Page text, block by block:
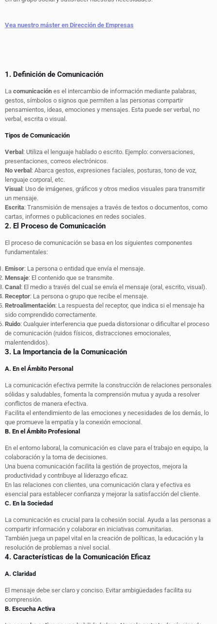
Vea nuestro máster en Dirección de Empresas
1. Definición de Comunicación
La comunicación es el intercambio de información mediante palabras,
gestos, símbolos o signos que permiten a las personas compartir
pensamientos, ideas, emociones y mensajes. Esta puede ser verbal, no
verbal, escrita o visual.
Tipos de Comunicación
Verbal: Utiliza el lenguaje hablado o escrito. Ejemplo: conversaciones,
presentaciones, correos electrónicos.
No verbal: Abarca gestos, expresiones faciales, posturas, tono de voz,
lenguaje corporal, etc.
Visual: Uso de imágenes, gráficos y otros medios visuales para transmitir
un mensaje.
Escrita: Transmisión de mensajes a través de textos o documentos, como
cartas, informes o publicaciones en redes sociales.
2. El Proceso de Comunicación
El proceso de comunicación se basa en los siguientes componentes
fundamentales:
Emisor: La persona o entidad que envía el mensaje.
Mensaje: El contenido que se transmite.
Canal: El medio a través del cual se envía el mensaje (oral, escrito, visual).
Receptor: La persona o grupo que recibe el mensaje.
Retroalimentación: La respuesta del receptor, que indica si el mensaje ha
sido comprendido correctamente.
Ruido: Cualquier interferencia que pueda distorsionar o dificultar el proceso
de comunicación (ruidos físicos, distracciones emocionales,
malentendidos).
3. La Importancia de la Comunicación
A. En el Ámbito Personal
La comunicación efectiva permite la construcción de relaciones personales
sólidas y saludables, fomenta la comprensión mutua y ayuda a resolver
conflictos de manera efectiva.
Facilita el entendimiento de las emociones y necesidades de los demás, lo
que promueve la empatía y la conexión emocional.
B. En el Ámbito Profesional
En el entorno laboral, la comunicación es clave para el trabajo en equipo, la
colaboración y la toma de decisiones.
Una buena comunicación facilita la gestión de proyectos, mejora la
productividad y contribuye al liderazgo eficaz.
En las relaciones con clientes, una comunicación clara y efectiva es
esencial para establecer confianza y mejorar la satisfacción del cliente.
C. En la Sociedad
La comunicación es crucial para la cohesión social. Ayuda a las personas a
compartir información y colaborar en iniciativas comunitarias.
También juega un papel vital en la creación de políticas, la educación y la
resolución de problemas a nivel social.
4. Características de la Comunicación Eficaz
A. Claridad
El mensaje debe ser claro y conciso. Evitar ambigüedades facilita su
comprensión.
B. Escucha Activa